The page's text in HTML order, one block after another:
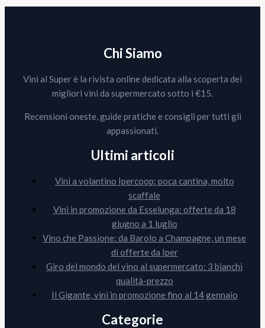
Chi Siamo
Vini al Super è la rivista online dedicata alla scoperta dei
migliori vini da supermercato sotto i €15.
Recensioni oneste, guide pratiche e consigli per tutti gli
appassionati.
Ultimi articoli
Vini a volantino Ipercoop: poca cantina, molto
scaffale
Vini in promozione da Esselunga: offerte da 18
giugno a 1 luglio
Vino che Passione: da Barolo a Champagne, un mese
di offerte da Iper
Giro del mondo del vino al supermercato: 3 bianchi
qualità-prezzo
Il Gigante, vini in promozione fino al 14 gennaio
Categorie